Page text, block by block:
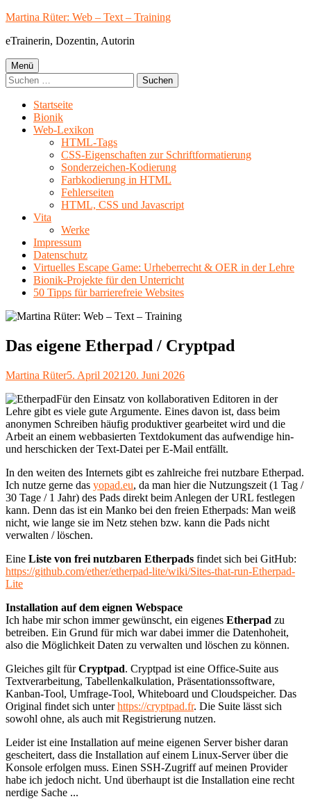
Springe
Inhalt
Martina Rüter: Web – Text – Training
eTrainerin, Dozentin, Autorin
Primäres
Menü
Menü
Suchen
nach:
Startseite
Bionik
Web-Lexikon
HTML-Tags
CSS-Eigenschaften zur Schriftformatierung
Sonderzeichen-Kodierung
Farbkodierung in HTML
Fehlerseiten
HTML, CSS und Javascript
Vita
Werke
Impressum
Datenschutz
Virtuelles Escape Game: Urheberrecht & OER in der Lehre
Bionik-Projekte für den Unterricht
50 Tipps für barrierefreie Websites
Das eigene Etherpad / Cryptpad
Autor
Martina RüterVeröffentlicht
5. April 2021 20. Juni 2026
Für den Einsatz von kollaborativen Editoren in der
Lehre gibt es viele gute Argumente. Eines davon ist, dass beim
anonymen Schreiben häufig produktiver gearbeitet wird und die
Arbeit an einem webbasierten Textdokument das aufwendige hin-
und herschicken der Text-Datei per E-Mail entfällt.
In den weiten des Internets gibt es zahlreiche frei nutzbare Etherpad.
Ich nutze gerne das yopad.eu, da man hier die Nutzungszeit (1 Tag /
30 Tage / 1 Jahr) des Pads direkt beim Anlegen der URL festlegen
kann. Denn das ist ein Manko bei den freien Etherpads: Man weiß
nicht, wie lange sie im Netz stehen bzw. kann die Pads nicht
verwalten / löschen.
Eine Liste von frei nutzbaren Etherpads findet sich bei GitHub:
https://github.com/ether/etherpad-lite/wiki/Sites-that-run-Etherpad-
Lite
Installation auf dem eignen Webspace
Ich habe mir schon immer gewünscht, ein eigenes Etherpad zu
betreiben. Ein Grund für mich war dabei immer die Datenhoheit,
also die Möglichkeit Daten zu verwalten und löschen zu können.
Gleiches gilt fürCryptpad. Cryptpad ist eine Office-Suite aus
Textverarbeitung, Tabellenkalkulation, Präsentationssoftware,
Kanban-Tool, Umfrage-Tool, Whiteboard und Cloudspeicher. Das
Original findet sich unterhttps://cryptpad.fr. Die Suite lässt sich
sowohl ohne, als auch mit Registrierung nutzen.
Leider ist eine Installation auf meine eigenen Server bisher daran
gescheitert, dass die Installation auf einem Linux-Server über die
Konsole erfolgen muss. Einen SSH-Zugriff auf meinen Provider
habe ich jedoch nicht. Und überhaupt ist die Installation eine recht
nerdige Sache ...